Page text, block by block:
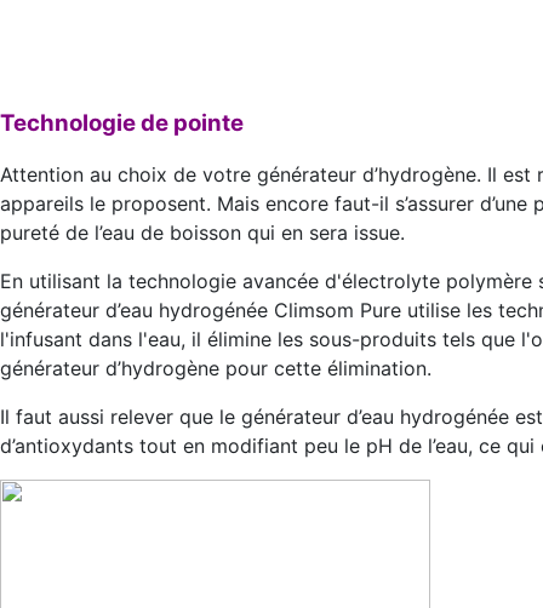
Technologie de pointe
Attention au choix de votre générateur d’hydrogène. Il
appareils le proposent. Mais encore faut-il s’assurer
pureté de l’eau de boisson qui en sera issue.
En utilisant la technologie avancée d'électrolyte polymère
générateur d’eau hydrogénée Climsom Pure utilise les
l'infusant dans l'eau, il élimine les sous-produits tels que
générateur d’hydrogène pour cette élimination.
Il faut aussi relever que le générateur d’eau hydrogénée
d’antioxydants tout en modifiant peu le pH de l’eau, ce